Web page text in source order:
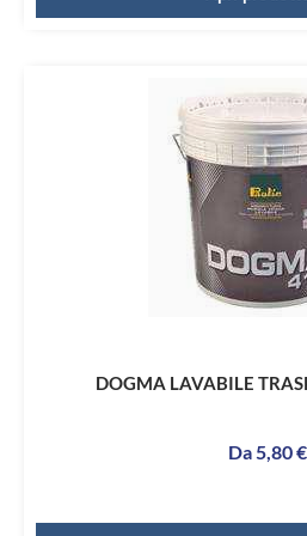
DOGMA LAVABILE
Da 5,80€